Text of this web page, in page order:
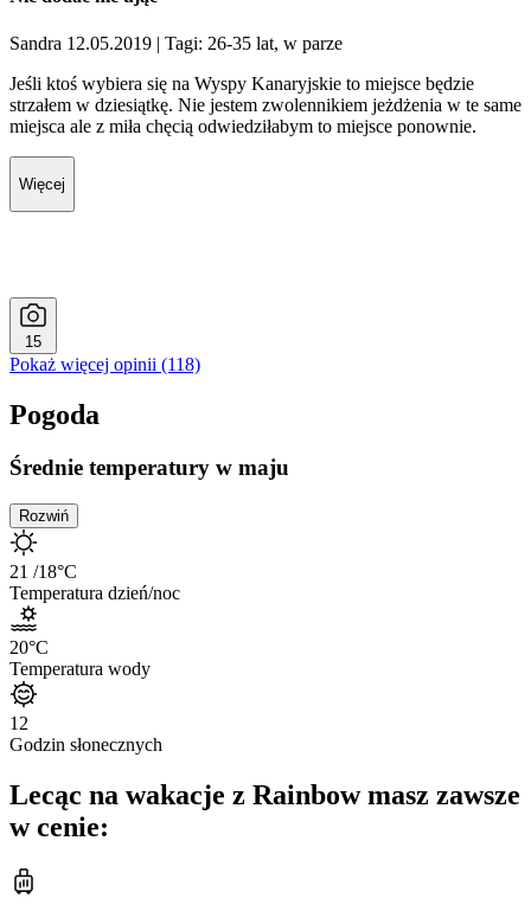
Sandra 12.05.2019 | Tagi: 26-35 lat, w parze
Jeśli ktoś wybiera się na Wyspy Kanaryjskie to miejsce będzie
strzałem w dziesiątkę. Nie jestem zwolennikiem jeżdżenia w te same
miejsca ale z miła chęcią odwiedziłabym to miejsce ponownie.
Więcej
15
Pokaż więcej opinii (118)
Pogoda
Średnie temperatury w maju
Rozwiń
21 /18°C
Temperatura dzień/noc
20°C
Temperatura wody
12
Godzin słonecznych
Lecąc na wakacje z Rainbow masz zawsze
w cenie: